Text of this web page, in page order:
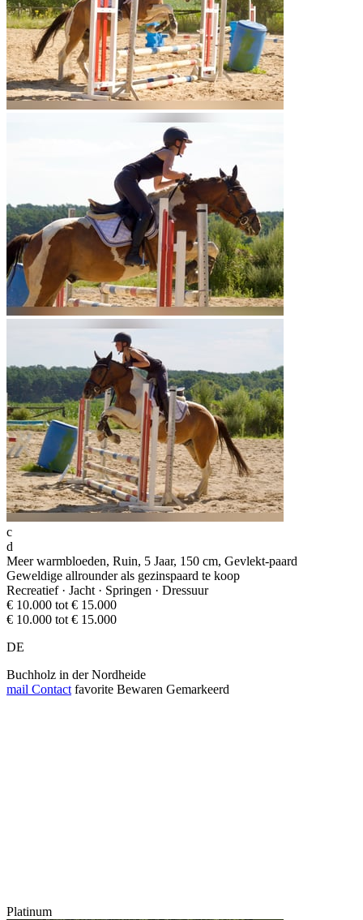
c
d
Meer warmbloeden, Ruin, 5 Jaar, 150 cm, Gevlekt-paard
Geweldige allrounder als gezinspaard te koop
Recreatief · Jacht · Springen · Dressuur
€ 10.000 tot € 15.000
€ 10.000 tot € 15.000
DE
Buchholz in der Nordheide
mail Contact favorite Bewaren Gemarkeerd
Platinum